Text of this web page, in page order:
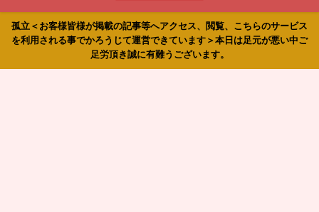
孤立＜お客様皆様が掲載の記事等へアクセス、閲覧、こちらのサービス
を利用される事でかろうじて運営できています＞本日は足元が悪い中ご
足労頂き誠に有難うございます。